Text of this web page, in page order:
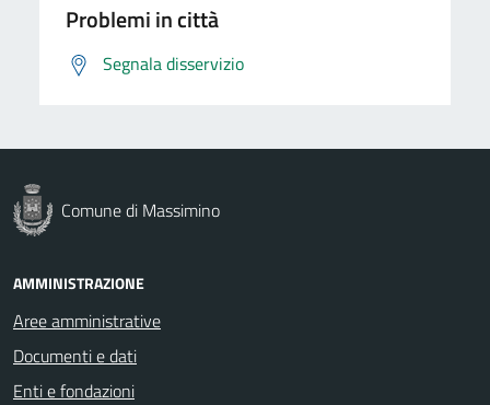
Problemi in città
Segnala disservizio
Comune di Massimino
AMMINISTRAZIONE
Aree amministrative
Documenti e dati
Enti e fondazioni